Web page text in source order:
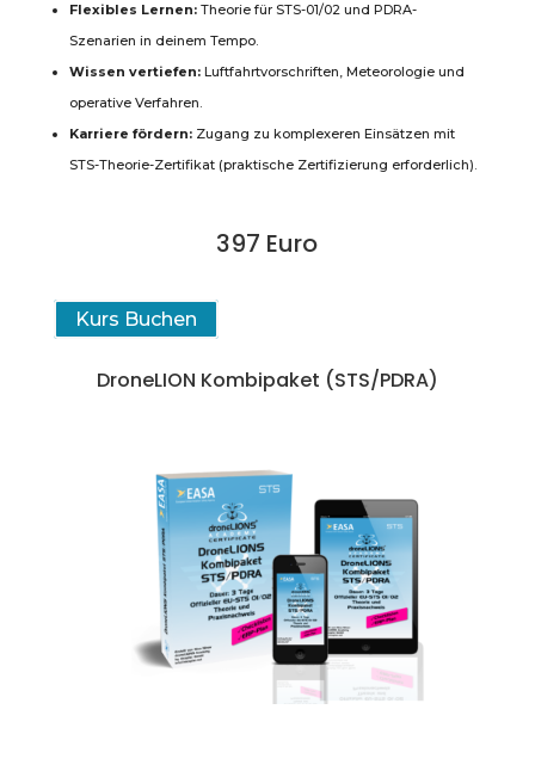
Flexibles Lernen:Theorie für STS-01/02 und PDRA-
Szenarien in deinem Tempo.
Wissen vertiefen:Luftfahrtvorschriften, Meteorologie und
operative Verfahren.
Karriere fördern:Zugang zu komplexeren Einsätzen mit
STS-Theorie-Zertifikat (praktische Zertifizierung erforderlich).
397 Euro
Kurs Buchen
DroneLION Kombipaket (STS/PDRA)